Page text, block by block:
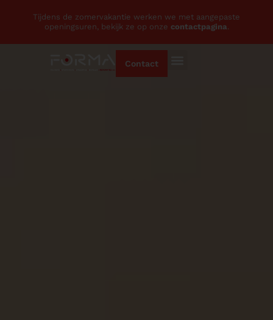
Tijdens de zomervakantie werken we met aangepaste
openingsuren, bekijk ze op onze contactpagina.
Contact